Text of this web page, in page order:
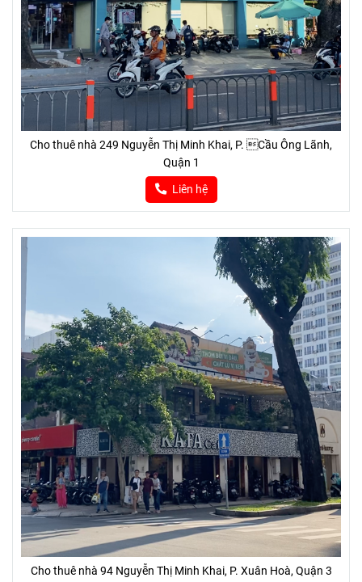
Cho thuê nhà 249 Nguyễn Thị Minh Khai, P. Cầu Ông Lãnh,
Quận 1
Liên hệ
Cho thuê nhà 94 Nguyễn Thị Minh Khai, P. Xuân Hoà, Quận 3